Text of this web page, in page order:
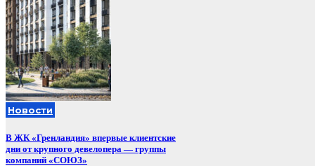
Новости
В ЖК «Гренландия» впервые клиентские
дни от крупного девелопера — группы
компаний «СОЮЗ»